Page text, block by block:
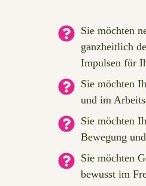
Sie möchten
ganzheitlich
Impulsen für
Sie möchten
und im
Sie möchten
Bewegung
Sie möchten
bewusst im